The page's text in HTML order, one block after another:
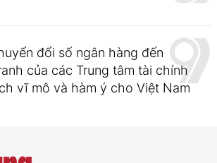
đổi số ngân hàng đến
của các Trung tâm tài chính
vĩ mô và hàm ý cho Việt Nam